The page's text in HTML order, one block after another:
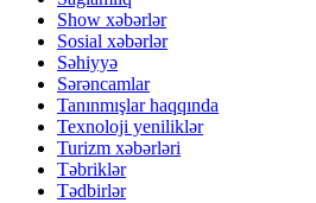
Show xəbərlər
Sosial xəbərlər
Səhiyyə
Sərəncamlar
Tanınmışlar haqqında
Texnoloji yeniliklər
Turizm xəbərləri
Təbriklər
Tədbirlər